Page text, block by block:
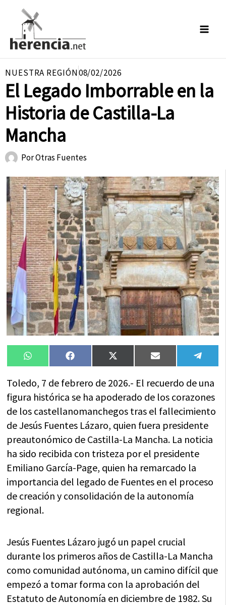
contenido
NUESTRA REGIÓN08/02/2026
El Legado Imborrable en la
Historia de Castilla-La
Mancha
PorOtras Fuentes
Compartir
en
WhatsAppCompartir
en
FacebookCompartir
en
X
(Twitter)
Compartir
en
Email
en
Toledo, 7 de febrero de 2026.- El recuerdo de una
figura histórica se ha apoderado de los corazones
de los castellanomanchegos tras el fallecimiento
de Jesús Fuentes Lázaro, quien fuera presidente
preautonómico de Castilla-La Mancha. La noticia
ha sido recibida con tristeza por el presidente
Emiliano García-Page, quien ha remarcado la
importancia del legado de Fuentes en el proceso
de creación y consolidación de la autonomía
regional.
Jesús Fuentes Lázaro jugó un papel crucial
durante los primeros años de Castilla-La Mancha
como comunidad autónoma, un camino difícil que
empezó a tomar forma con la aprobación del
Estatuto de Autonomía en diciembre de 1982. Su